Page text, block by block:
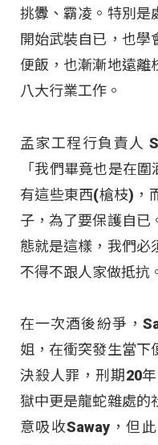
挑釁、霸凌。特別是
開始武裝自已，也學
便飯，也漸漸地遠離
八大行業工作。
孟家工程行負責人
「我們畢竟也是在
有這些東西(槍枝)，
子，為了要保護自已
態就是這樣，我們必
不得不跟人家做抵抗
在一次酒後紛爭，
姐，在衝突發生當下
決殺人罪，刑期20
獄中更是龍蛇雜處的
意吸收Saway，但